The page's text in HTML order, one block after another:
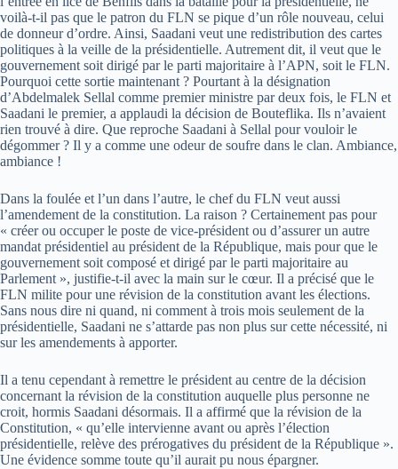
voilà-t-il pas que le patron du FLN se pique d’un rôle nouveau, celui
de donneur d’ordre. Ainsi, Saadani veut une redistribution des cartes
politiques à la veille de la présidentielle. Autrement dit, il veut que le
gouvernement soit dirigé par le parti majoritaire à l’APN, soit le FLN.
Pourquoi cette sortie maintenant ? Pourtant à la désignation
d’Abdelmalek Sellal comme premier ministre par deux fois, le FLN et
Saadani le premier, a applaudi la décision de Bouteflika. Ils n’avaient
rien trouvé à dire. Que reproche Saadani à Sellal pour vouloir le
dégommer ? Il y a comme une odeur de soufre dans le clan. Ambiance,
ambiance !
Dans la foulée et l’un dans l’autre, le chef du FLN veut aussi
l’amendement de la constitution. La raison ? Certainement pas pour
« créer ou occuper le poste de vice-président ou d’assurer un autre
mandat présidentiel au président de la République, mais pour que le
gouvernement soit composé et dirigé par le parti majoritaire au
Parlement », justifie-t-il avec la main sur le cœur. Il a précisé que le
FLN milite pour une révision de la constitution avant les élections.
Sans nous dire ni quand, ni comment à trois mois seulement de la
présidentielle, Saadani ne s’attarde pas non plus sur cette nécessité, ni
sur les amendements à apporter.
Il a tenu cependant à remettre le président au centre de la décision
concernant la révision de la constitution auquelle plus personne ne
croit, hormis Saadani désormais. Il a affirmé que la révision de la
Constitution, « qu’elle intervienne avant ou après l’élection
présidentielle, relève des prérogatives du président de la République ».
Une évidence somme toute qu’il aurait pu nous épargner.